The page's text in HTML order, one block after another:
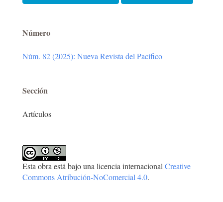
Número
Núm. 82 (2025): Nueva Revista del Pacífico
Sección
Artículos
Esta obra está bajo una licencia internacionalCreative
Commons Atribución-NoComercial 4.0.